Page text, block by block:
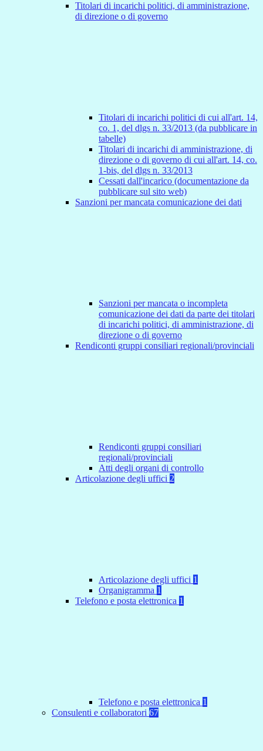
Titolari di incarichi politici, di amministrazione,
di direzione o di governo
Titolari di incarichi politici di cui all'art. 14,
co. 1, del dlgs n. 33/2013 (da pubblicare in
tabelle)
Titolari di incarichi di amministrazione, di
direzione o di governo di cui all'art. 14, co.
1-bis, del dlgs n. 33/2013
Cessati dall'incarico (documentazione da
pubblicare sul sito web)
Sanzioni per mancata comunicazione dei dati
Sanzioni per mancata o incompleta
comunicazione dei dati da parte dei titolari
di incarichi politici, di amministrazione, di
direzione o di governo
Rendiconti gruppi consiliari regionali/provinciali
Rendiconti gruppi consiliari
regionali/provinciali
Atti degli organi di controllo
Articolazione degli uffici 2
Articolazione degli uffici 1
Organigramma 1
Telefono e posta elettronica 1
Telefono e posta elettronica 1
Consulenti e collaboratori 67